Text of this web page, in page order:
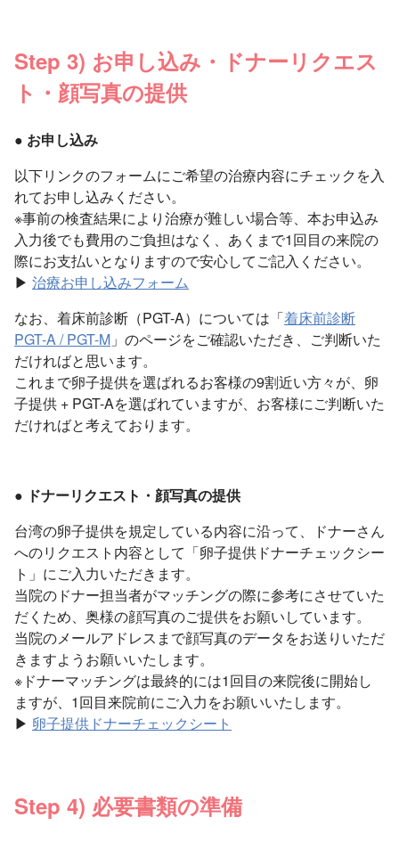
Step 3) お申し込み・ドナーリクエス
ト・顔写真の提供
● お申し込み
以下リンクのフォームにご希望の治療内容にチェックを入
れてお申し込みください。
※事前の検査結果により治療が難しい場合等、本お申込み
入力後でも費用のご負担はなく、あくまで1回目の来院の
際にお支払いとなりますので安心してご記入ください。
▶ 治療お申し込みフォーム
なお、着床前診断（PGT-A）については「着床前診断
PGT-A / PGT-M 」のページをご確認いただき、ご判断いた
だければと思います。
これまで卵子提供を選ばれるお客様の9割近い方々が、卵
子提供 + PGT-Aを選ばれていますが、お客様にご判断いた
だければと考えております。
● ドナーリクエスト・顔写真の提供
台湾の卵子提供を規定している内容に沿って、ドナーさん
へのリクエスト内容として「卵子提供ドナーチェックシー
ト」にご入力いただきます。
当院のドナー担当者がマッチングの際に参考にさせていた
だくため、奥様の顔写真のご提供をお願いしています。
当院のメールアドレスまで顔写真のデータをお送りいただ
きますようお願いいたします。
※ドナーマッチングは最終的には1回目の来院後に開始し
ますが、1回目来院前にご入力をお願いいたします。
▶ 卵子提供ドナーチェックシート
Step 4) 必要書類の準備